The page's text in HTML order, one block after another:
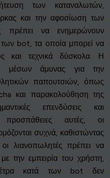
των καταναλωτών,
και την αφοσίωση των
πρέπει να ενημερώνουν
bot, τα οποία μπορεί να
και τεχνικά δύσκολα. Η
μέσων άμυνας για την
παπουτσιών, όπως
και παρακολούθηση της
επενδύσεις και
αυτές, οι
συχνά, καθιστώντας
λιανοπωλητές πρέπει να
την εμπειρία του χρήστη,
κατά των bot δεν